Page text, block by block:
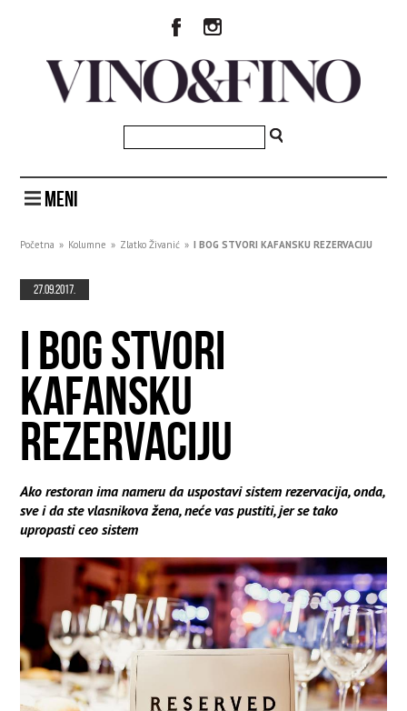
MENI
Početna » Kolumne » Zlatko Živanić » I BOG STVORI KAFANSKU REZERVACIJU
27.09.2017.
I BOG STVORI
KAFANSKU
REZERVACIJU
Ako restoran ima nameru da uspostavi sistem rezervacija, onda,
sve i da ste vlasnikova žena, neće vas pustiti, jer se tako
upropasti ceo sistem